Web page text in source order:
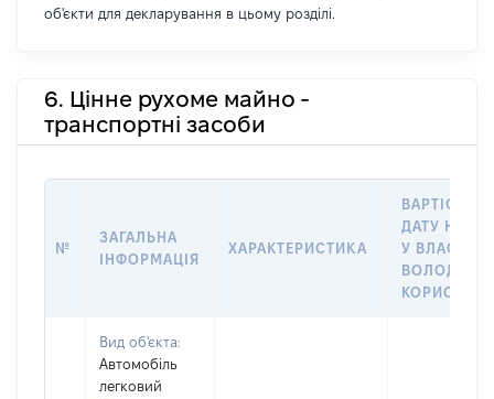
об'єкти для декларування в цьому розділі.
6. Цінне рухоме майно -
транспортні засоби
№
ЗАГАЛЬНА
ІНФОРМАЦІЯ
ХАРАКТЕРИСТИКА
ВАРТІСТЬ
ДАТУ
У
Вид об'єкта:
Автомобіль
легковий